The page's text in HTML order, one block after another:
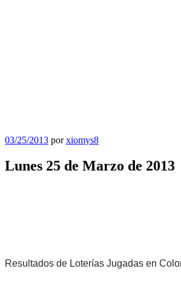
Publicado
03/25/2013 porxiomys8
Lunes 25 de Marzo de 2013
Resultados de Loterías Jugadas en